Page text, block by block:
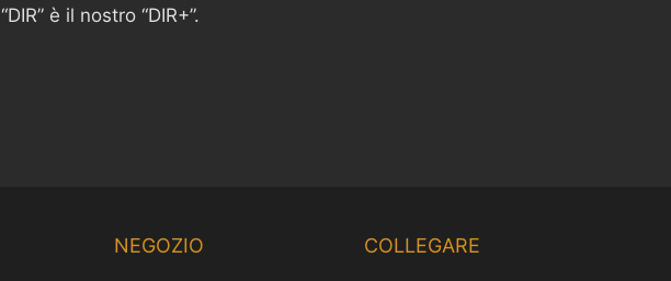
è il nostro “DIR+”.
NEGOZIO COLLEGARE
Korean